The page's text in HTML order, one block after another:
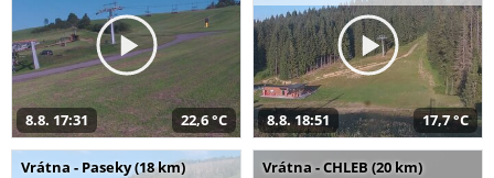
8.8. 17:31 22,6 °C 8.8. 18:51 17,7 °C
Vrátna - Paseky (18 km) Vrátna - CHLEB (20 km)